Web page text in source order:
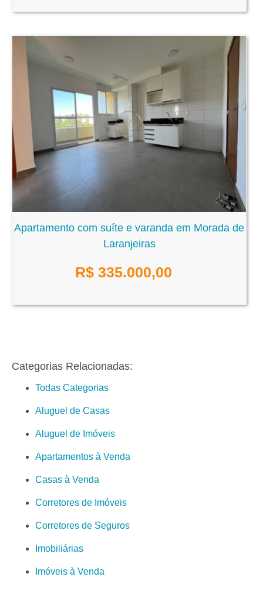
Apartamento com suíte e varanda em Morada de
Laranjeiras
R$ 335.000,00
Categorias Relacionadas:
Todas Categorias
Aluguel de Casas
Aluguel de Imóveis
Apartamentos à Venda
Casas à Venda
Corretores de Imóveis
Corretores de Seguros
Imobiliárias
Imóveis à Venda